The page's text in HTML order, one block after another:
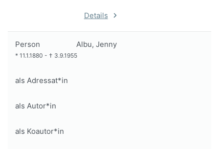
Details
Person Albu, Jenny
* 11.1.1880 - † 3.9.1955
als Adressat*in
als Autor*in
als Koautor*in